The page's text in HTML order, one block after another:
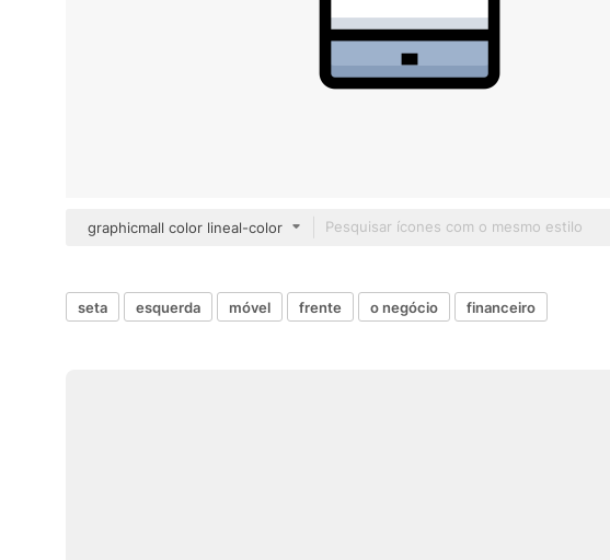
graphicmall color lineal-color
seta esquerda móvel frente o negócio financeiro